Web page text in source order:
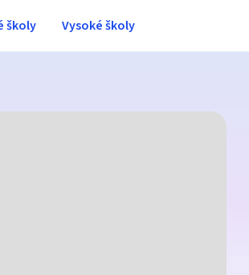
školy Vysoké školy